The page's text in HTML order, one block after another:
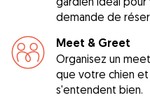
demande de
Meet & Greet
Organisez un
que votre chien
s'entendent bien.